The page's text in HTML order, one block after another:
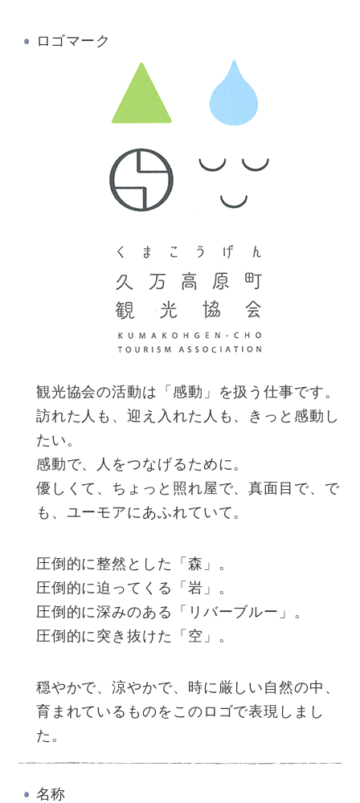
ロゴマーク
観光協会の活動は「感動」を扱う仕事です。
訪れた人も、迎え入れた人も、きっと感動し
たい。
感動で、人をつなげるために。
優しくて、ちょっと照れ屋で、真面目で、で
も、ユーモアにあふれていて。
圧倒的に整然とした「森」。
圧倒的に迫ってくる「岩」。
圧倒的に深みのある「リバーブルー」。
圧倒的に突き抜けた「空」。
穏やかで、涼やかで、時に厳しい自然の中、
育まれているものをこのロゴで表現しまし
た。
名称